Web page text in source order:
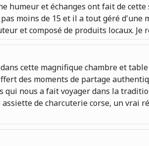
humeur et échanges ont fait de
moins de 15 et il a tout géré
et composé de produits locaux. Je
cette magnifique chambre et
des moments de partage
nous a fait voyager dans la
assiette de charcuterie corse, un